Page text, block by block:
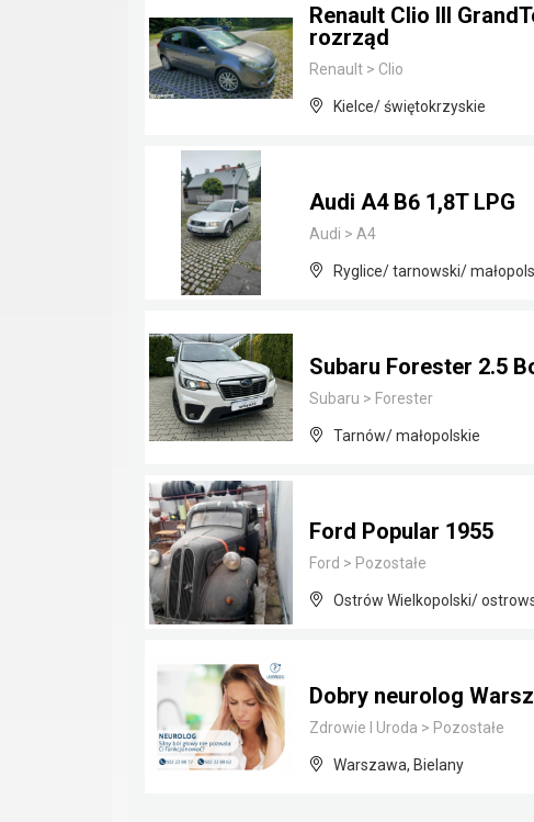
Renault Clio III
rozrząd
Renault > Clio
Kielce/ świętokrzyskie
Audi A4 B6 1,8T LPG
Audi > A4
Ryglice/ tarnowski/
Subaru Forester 2.5
Subaru > Forester
Tarnów/ małopolskie
Ford Popular 1955
Ford > Pozostałe
Ostrów Wielkopolski/
Dobry neurolog
Zdrowie I Uroda > Pozostałe
Warszawa, Bielany